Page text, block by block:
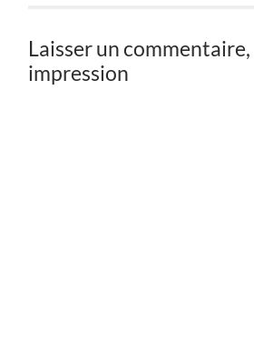
Laisser un commentaire,
impression